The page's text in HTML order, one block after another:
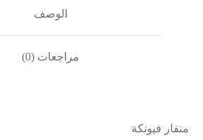
الوصف
مراجعات (0)
منقار فيونكة